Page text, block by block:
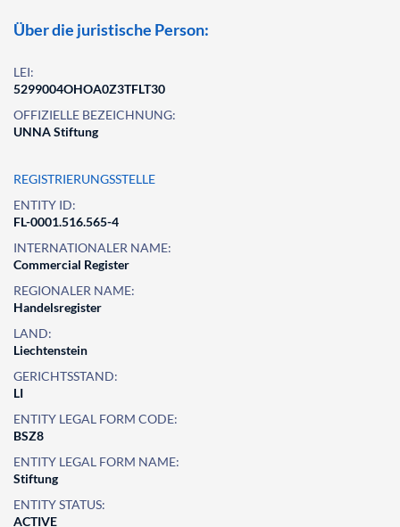
Über die juristische Person:
LEI:
5299004OHOA0Z3TFLT30
OFFIZIELLE BEZEICHNUNG:
UNNA Stiftung
REGISTRIERUNGSSTELLE
ENTITY ID:
FL-0001.516.565-4
INTERNATIONALER NAME:
Commercial Register
REGIONALER NAME:
Handelsregister
LAND:
Liechtenstein
GERICHTSSTAND:
LI
ENTITY LEGAL FORM CODE:
BSZ8
ENTITY LEGAL FORM NAME:
Stiftung
ENTITY STATUS:
ACTIVE